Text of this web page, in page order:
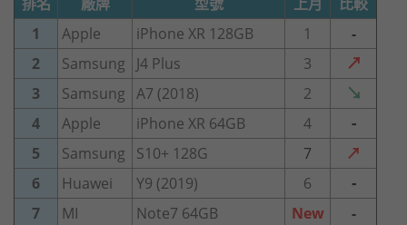
1
Apple iPhone XR 128GB 1
-
2
Samsung J4 Plus 3 ↗
3 Samsung A7 (2018) 2 ↘
4 Apple iPhone XR 64GB 4 -
5 Samsung S10+ 128G 7
↗
6
Huawei Y9 (2019) 6 -
7 MI Note7 64GB New
-